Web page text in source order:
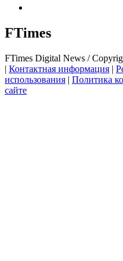
FTimes
FTimes Digital News /
| Контактная информация |
использования | Политика
сайте